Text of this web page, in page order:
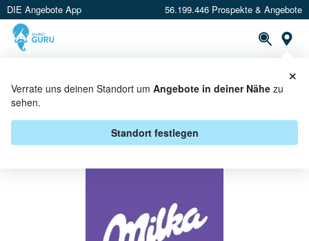
DIE Angebote App 56.199.446 Prospekte & Angebote
Verrate uns deinen Standort um Angebote in deiner Nähe zu
sehen.
Standort festlegen
×
MILKA BEI REWE PETZ -
ANGEBOTE & AKTIONEN